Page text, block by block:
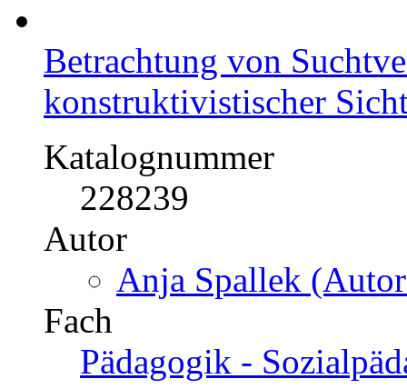
Betrachtung von
konstruktivistischer
Katalognummer
228239
Autor
Anja Spallek
Fach
Pädagogik -